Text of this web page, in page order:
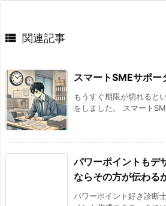
 関連記事
スマートSMEサポー
もうすぐ期限が切れると
をしました。 スマート
パワーポイントもデ
ならその方が伝わる
パワーポイント好き診断